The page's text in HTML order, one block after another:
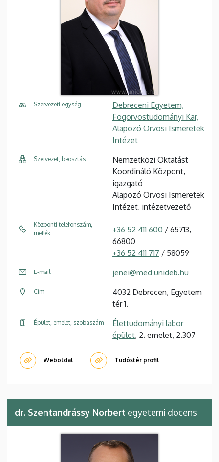
Szervezeti egység
Debreceni Egyetem,
Fogorvostudományi Kar,
Alapozó Orvosi Ismeretek
Intézet
Szervezet, beosztás
Nemzetközi Oktatást
Koordináló Központ,
igazgató
Alapozó Orvosi Ismeretek
Intézet, intézetvezető
Központi telefonszám,
mellék
+36 52 411 600 / 65713,
66800
+36 52 411 717 / 58059
E-mail jenei@med.unideb.hu
Cím
4032 Debrecen, Egyetem
tér 1.
Épület, emelet, szobaszám
Élettudományi labor
épület, 2. emelet, 2.307
Weboldal Tudóstér profil
dr. Szentandrássy Norbert egyetemi docens